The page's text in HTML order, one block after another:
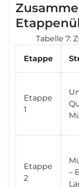
Tabelle 7:
Etappe
Etappe
1
Etappe
2
–